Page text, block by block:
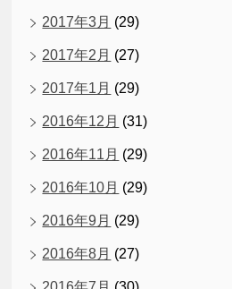
2017年3月 (29)
2017年2月 (27)
2017年1月 (29)
2016年12月 (31)
2016年11月 (29)
2016年10月 (29)
2016年9月 (29)
2016年8月 (27)